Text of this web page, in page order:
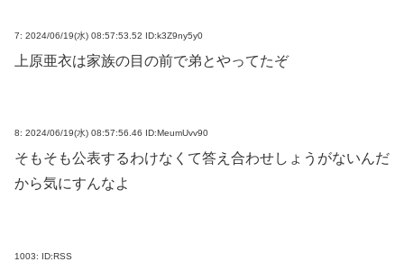
7: 2024/06/19(水) 08:57:53.52 ID:k3Z9ny5y0
上原亜衣は家族の目の前で弟とやってたぞ
8: 2024/06/19(水) 08:57:56.46 ID:MeumUvv90
そもそも公表するわけなくて答え合わせしょうがないんだ
から気にすんなよ
1003: ID:RSS